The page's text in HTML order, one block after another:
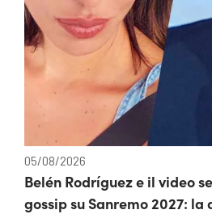
05/08/2026
Belén Rodríguez e il video
gossip su Sanremo 2027: la